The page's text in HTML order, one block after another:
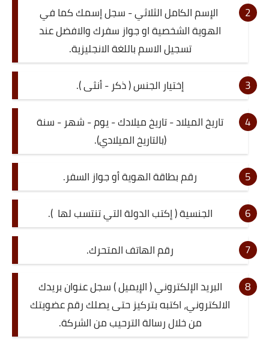
الإسم الكامل الثلاثي - سجل إسمك كما في
الهوية الشخصية او جواز سفرك والافضل عند
تسجيل الاسم باللغة الانجليزية.
إختيار الجنس ( ذكر - أنثى ).
تاريخ الميلاد - تاريخ ميلادك - يوم - شهر - سنة
(بالتاريخ الميلادي).
رقم بطاقة الهوية أو جواز السفر.
الجنسية ( إكتب الدولة التي تنتسب لها ).
رقم الهاتف المتحرك.
البريد الإلكتروني ( الإيميل ) سجل عنوان بريدك
الالكتروني، اكتبه بتركيز حتى يصلك رقم عضويتك
من خلال رسالة الترحيب من الشركة.